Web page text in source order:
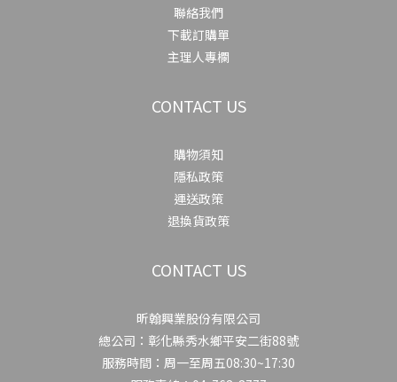
聯絡我們
下載訂購單
主理人專欄
CONTACT US
購物須知
隱私政策
運送政策
退換貨政策
CONTACT US
昕翰興業股份有限公司
總公司：彰化縣秀水鄉平安二街88號
服務時間：周一至周五08:30~17:30